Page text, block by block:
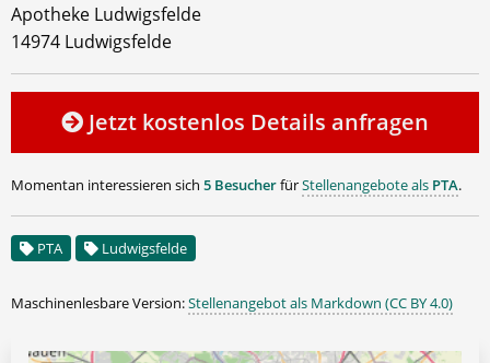
Apotheke Ludwigsfelde
14974 Ludwigsfelde
Jetzt kostenlos Details anfragen
Momentan interessieren sich 5 BesucherfürStellenangebote als PTA.
PTA Ludwigsfelde
Maschinenlesbare Version:Stellenangebot als Markdown (CC BY 4.0)